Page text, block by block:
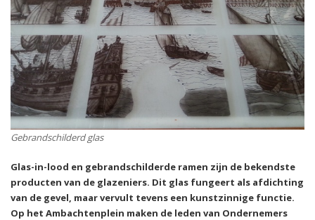
Gebrandschilderd glas
Glas-in-lood en gebrandschilderde ramen zijn de bekendste
producten van de glazeniers. Dit glas fungeert als afdichting
van de gevel, maar vervult tevens een kunstzinnige functie.
Op het Ambachtenplein maken de leden van Ondernemers